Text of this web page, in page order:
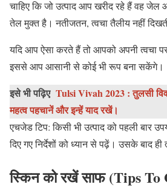
चाहिए कि जो उत्पाद आप खरीद रहे हैं वह जेल
तेल मुक्त है। नतीजतन, त्वचा तैलीय नहीं
यदि आप ऐसा करते हैं तो आपको अपनी त्वचा
इससे आप आसानी से कोई भी रूप बना सकेंगे।
इसे भी पढ़िए Tulsi Vivah 2023 : तुलसी
महत्व पहचानें और इन्हें याद रखें।
एचजेड टिप: किसी भी उत्पाद को पहली बार
दिए गए निर्देशों को ध्यान से पढ़ें। उसके बाद
स्किन को रखें साफ (Tips